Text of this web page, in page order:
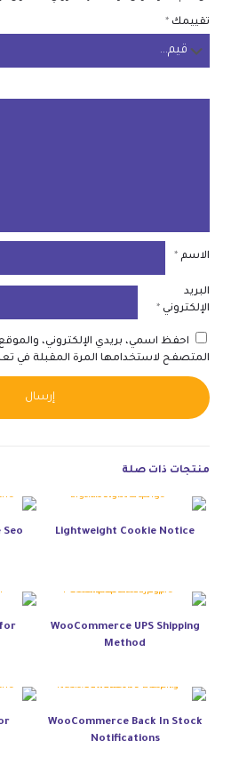
تقييمك *
الاسم *
البريد
الإلكتروني *
احفظ اسمي، بريدي الإلكتروني،
المتصفح لاستخدامها المرة المقبلة في
منتجات ذات صلة
Lightweight Cookie Notice
Seo
WooCommerce UPS Shipping
Method
for
WooCommerce Back In Stock
Notifications